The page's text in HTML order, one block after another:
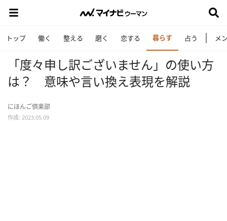
トップ 働く 整える 磨く 恋する 暮らす 占う メ
「度々申し訳ございません」の使い方
は？ 意味や言い換え表現を解説
にほんご倶楽部
作成: 2023.05.09